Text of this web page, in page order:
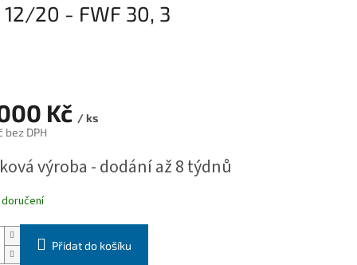
20 - FWF 30, 3
Kč / ks
bez DPH
výroba - dodání až 8 týdnů
Přidat do košíku